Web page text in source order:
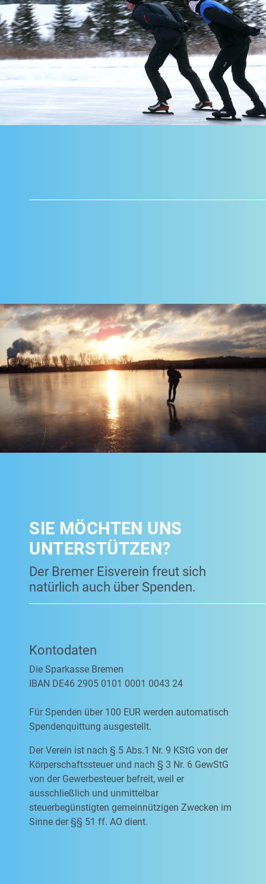
SIE MÖCHTEN UNS
UNTERSTÜTZEN?
Der Bremer Eisverein freut sich
natürlich auch über Spenden.
Kontodaten
Die Sparkasse Bremen
IBAN DE46 2905 0101 0001 0043 24
Für Spenden über 100 EUR werden automatisch
Spendenquittung ausgestellt.
Der Verein ist nach § 5 Abs.1 Nr. 9 KStG von der
Körperschaftssteuer und nach § 3 Nr. 6 GewStG
von der Gewerbesteuer befreit, weil er
ausschließlich und unmittelbar
steuerbegünstigten gemeinnützigen Zwecken im
Sinne der §§ 51 ff. AO dient.